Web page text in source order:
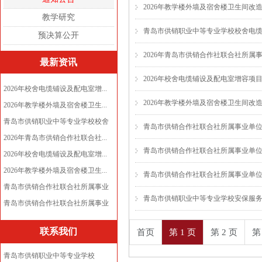
教学研究
预决算公开
最新资讯
2026年校舍电缆铺设及配电室增...
2026年教学楼外墙及宿舍楼卫生...
青岛市供销职业中等专业学校校舍
电...
2026年青岛市供销合作社联合社...
2026年校舍电缆铺设及配电室增...
2026年教学楼外墙及宿舍楼卫生...
青岛市供销合作社联合社所属事业
单...
青岛市供销合作社联合社所属事业
单...
联系我们
青岛市供销职业中等专业学校
2026年教学楼外墙及宿舍楼卫生间改
青岛市供销职业中等专业学校校舍电
2026年青岛市供销合作社联合社所属
2026年校舍电缆铺设及配电室增容项
2026年教学楼外墙及宿舍楼卫生间改
青岛市供销合作社联合社所属事业单
青岛市供销合作社联合社所属事业单
青岛市供销合作社联合社所属事业单
青岛市供销职业中等专业学校安保服
首页 第 1 页 第 2 页